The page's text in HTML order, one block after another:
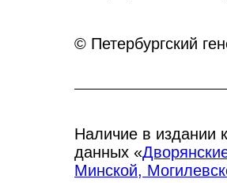
© Петербургский
Наличие в издании
данных «
Минской,